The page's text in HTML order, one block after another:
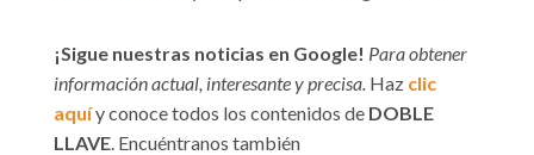
¡Sigue nuestras noticias en Google! Para obtener
información actual, interesante y precisa. Haz clic
aquíy conoce todos los contenidos de DOBLE
LLAVE. Encuéntranos también